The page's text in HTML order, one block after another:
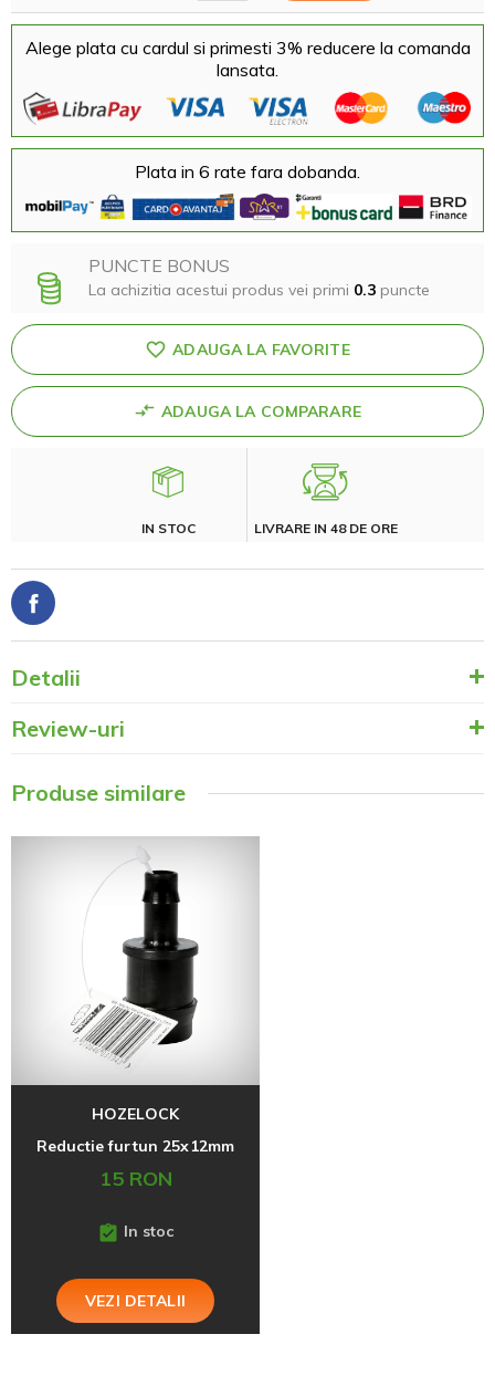
Alege plata cu cardul si primesti 3% reducere la comanda
lansata.
Plata in 6 rate fara dobanda.
PUNCTE BONUS
La achizitia acestui produs vei primi 0.3 puncte
ADAUGA LA FAVORITE
ADAUGA LA COMPARARE
IN STOC LIVRARE IN 48 DE ORE
Detalii
Review-uri
Produse similare
HOZELOCK
Reductie furtun 25x12mm
15 RON
In stoc
VEZI DETALII